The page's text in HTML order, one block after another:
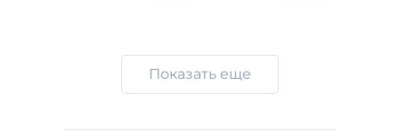
Показать еще